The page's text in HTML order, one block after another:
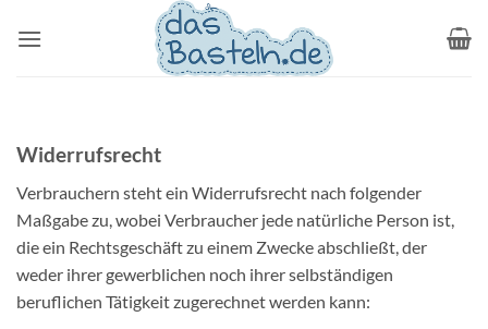
Inhalt
Widerrufsrecht
Verbrauchern steht ein Widerrufsrecht nach folgender
Maßgabe zu, wobei Verbraucher jede natürliche Person ist,
die ein Rechtsgeschäft zu einem Zwecke abschließt, der
weder ihrer gewerblichen noch ihrer selbständigen
beruflichen Tätigkeit zugerechnet werden kann: